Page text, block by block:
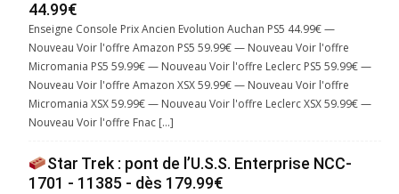
44.99€
Enseigne Console Prix Ancien Evolution Auchan PS5 44.99€ —
Nouveau Voir l'offre Amazon PS5 59.99€ — Nouveau Voir l'offre
Micromania PS5 59.99€ — Nouveau Voir l'offre Leclerc PS5 59.99€ —
Nouveau Voir l'offre Amazon XSX 59.99€ — Nouveau Voir l'offre
Micromania XSX 59.99€ — Nouveau Voir l'offre Leclerc XSX 59.99€ —
Nouveau Voir l'offre Fnac […]
Star Trek : pont de l’U.S.S. Enterprise NCC-
1701 - 11385 - dès 179.99€